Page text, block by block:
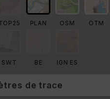
PLAN OSM OTM
SWT BE IGN ES
de trace